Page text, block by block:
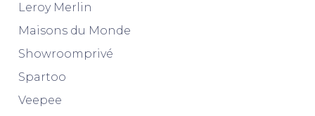
Leroy Merlin
Maisons du Monde
Showroomprivé
Spartoo
Veepee